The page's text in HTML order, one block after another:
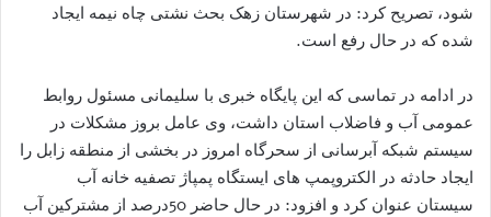
شود، تصریح کرد: در شهرستان زهک بحث نشتی چاه نیمه ایجاد
شده که در حال رفع است.
در ادامه در تماسی که این پایگاه خبری با سلیمانی مسئول روابط
عمومی آب و فاضلاب استان داشت، وی عامل بروز مشکلات در
سیستم شبکه آبرسانی از سحرگاه امروز در بخشی از منطقه زابل را
ایجاد حادثه در الکتروپمپ های ایستگاه پمپاژ تصفیه خانه آب
سیستان عنوان کرد و افزود: در حال حاضر 50درصد از مشترکین آب